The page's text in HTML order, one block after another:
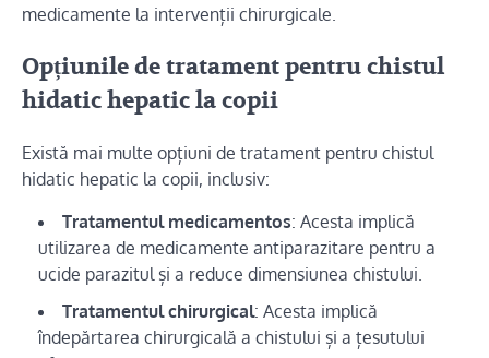
medicamente la intervenții chirurgicale.
Opțiunile de tratament pentru chistul
hidatic hepatic la copii
Există mai multe opțiuni de tratament pentru chistul
hidatic hepatic la copii, inclusiv:
Tratamentul medicamentos: Acesta implică
utilizarea de medicamente antiparazitare pentru a
ucide parazitul și a reduce dimensiunea chistului.
Tratamentul chirurgical: Acesta implică
îndepărtarea chirurgicală a chistului și a țesutului